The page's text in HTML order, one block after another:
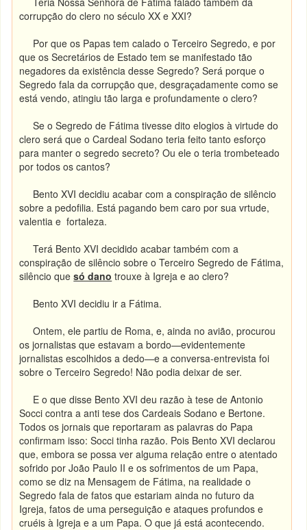
corrupção do clero no século XX e XXI?
Por que os Papas tem calado o Terceiro Segredo, e por
que os Secretários de Estado tem se manifestado tão
negadores da existência desse Segredo? Será porque o
Segredo fala da corrupção que, desgraçadamente como se
está vendo, atingiu tão larga e profundamente o clero?
Se o Segredo de Fátima tivesse dito elogios à virtude do
clero será que o Cardeal Sodano teria feito tanto esforço
para manter o segredo secreto? Ou ele o teria trombeteado
por todos os cantos?
Bento XVI decidiu acabar com a conspiração de silêncio
sobre a pedofilia. Está pagando bem caro por sua vrtude,
valentia e fortaleza.
Terá Bento XVI decidido acabar também com a
conspiração de silêncio sobre o Terceiro Segredo de Fátima,
silêncio quesó dano trouxe à Igreja e ao clero?
Bento XVI decidiu ir a Fátima.
Ontem, ele partiu de Roma, e, ainda no avião, procurou
os jornalistas que estavam a bordo—evidentemente
jornalistas escolhidos a dedo—e a conversa-entrevista foi
sobre o Terceiro Segredo! Não podia deixar de ser.
E o que disse Bento XVI deu razão à tese de Antonio
Socci contra a anti tese dos Cardeais Sodano e Bertone.
Todos os jornais que reportaram as palavras do Papa
confirmam isso: Socci tinha razão. Pois Bento XVI declarou
que, embora se possa ver alguma relação entre o atentado
sofrido por João Paulo II e os sofrimentos de um Papa,
como se diz na Mensagem de Fátima, na realidade o
Segredo fala de fatos que estariam ainda no futuro da
Igreja, fatos de uma perseguição e ataques profundos e
cruéis à Igreja e a um Papa. O que já está acontecendo.